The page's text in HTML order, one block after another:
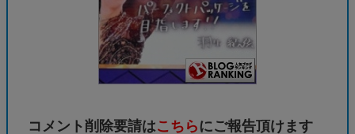
コメント削除要請はこちら にご報告頂けます